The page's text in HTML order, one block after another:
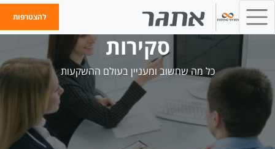
להצטרפות
סקירות
כל מה שחשוב ומעניין בעולם ההשקעות